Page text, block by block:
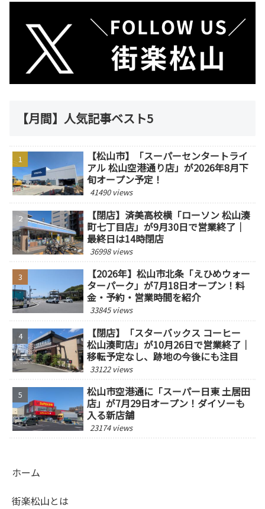
【月間】人気記事ベスト5
【松山市】「スーパーセンタートライ
アル 松山空港通り店」が2026年8月下
旬オープン予定！
41490 views
【閉店】済美高校横「ローソン 松山湊
町七丁目店」が9月30日で営業終了｜
最終日は14時閉店
36998 views
【2026年】松山市北条「えひめウォー
ターパーク」が7月18日オープン！料
金・予約・営業時間を紹介
33845 views
【閉店】「スターバックス コーヒー
松山湊町店」が10月26日で営業終了｜
移転予定なし、跡地の今後にも注目
33122 views
松山市空港通に「スーパー日東 土居田
店」が7月29日オープン！ダイソーも
入る新店舗
23174 views
ホーム
街楽松山とは